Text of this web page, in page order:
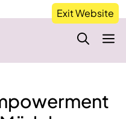
Exit Website